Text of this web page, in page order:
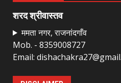
7
March 21,
1
नाबालिक के
संबंध में इनाम की
शरद श्रीवास्तव
ममता नगर, राजनांदगाँव
Mob. - 8359008727
Email: